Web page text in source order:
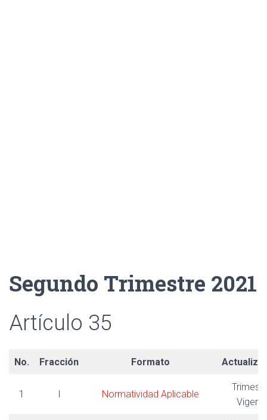
Segundo Trimestre 2021
Artículo 35
No. Fracción Formato
1 I Normatividad Aplicable